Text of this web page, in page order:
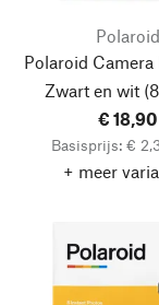
Polaroid
Polaroid Camera
Zwart en wit
€ 18,90
Basisprijs: €
+ meer